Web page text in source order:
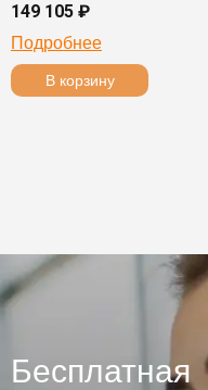
149 105 ₽
Подробнее
В корзину
Бесплатная